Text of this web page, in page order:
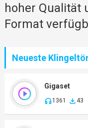
hoher Qualität
Format
Neueste
Gigaset
1361 43